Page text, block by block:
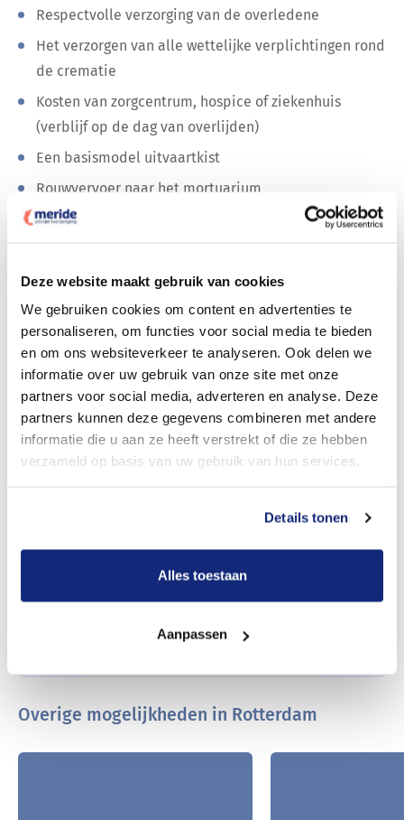
Deze website maakt gebruik van cookies
We gebruiken cookies om content en advertenties te
personaliseren, om functies voor social media te bieden
en om ons websiteverkeer te analyseren. Ook delen we
informatie over uw gebruik van onze site met onze
partners voor social media, adverteren en analyse. Deze
partners kunnen deze gegevens combineren met andere
informatie die u aan ze heeft verstrekt of die ze hebben
verzameld op basis van uw gebruik van hun services.
Details tonen
Alles toestaan
Aanpassen
Respectvolle verzorging van de overledene
Het verzorgen van alle wettelijke verplichtingen rond
de crematie
Kosten van zorgcentrum, hospice of ziekenhuis
(verblijf op de dag van overlijden)
Een basismodel uitvaartkist
Rouwvervoer naar het mortuarium
Verblijf van de overledene in een mortuarium tot de
Rouwvervoer van de overledene naar het
De crematie van de overledene buiten de
aanwezigheid van nabestaanden
U ontvangt van ons de praktische ‘ Zorgna Gids’ voor
nabestaanden
kostenopgave aan.
Offerte aanvragen
Overige mogelijkheden in Rotterdam